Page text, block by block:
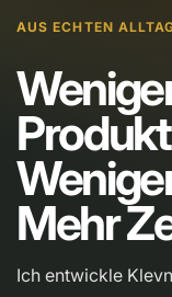
AUS ECHTEN
Mehr
Ich entwickle